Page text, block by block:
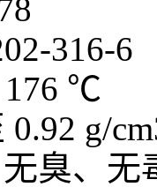
316-6
176 ℃
0.92 g/
臭、无